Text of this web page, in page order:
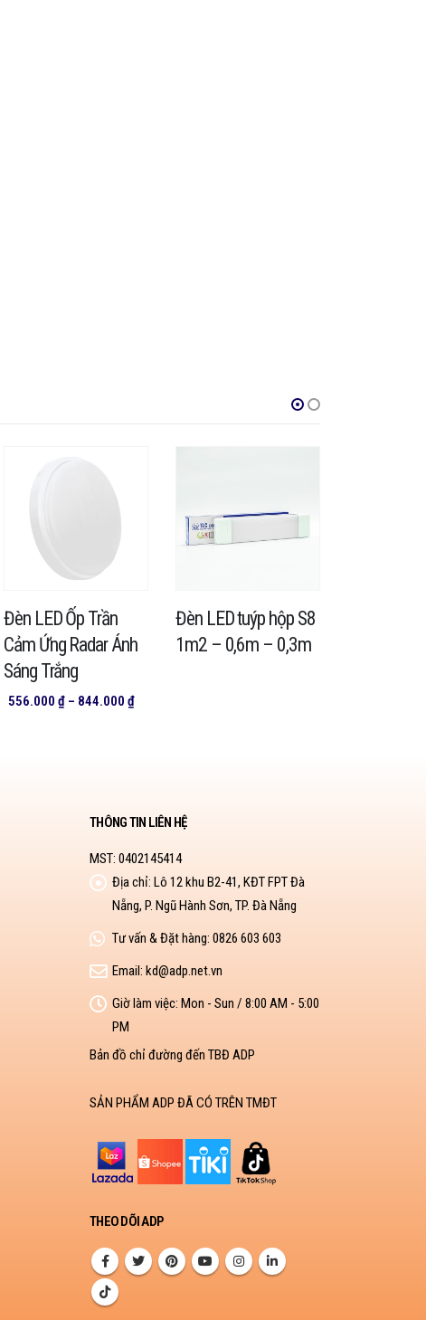
Đèn LED Ốp Trần
Cảm Ứng Radar Ánh
Sáng Trắng
556.000 ₫ – 844.000 ₫Khoảng
Đèn LED tuýp hộp S8
1m2 – 0,6m – 0,3m
THÔNG TIN LIÊN HỆ
MST: 0402145414
Địa chỉ: Lô 12 khu B2-41, KĐT FPT Đà
Nẵng, P. Ngũ Hành Sơn, TP. Đà Nẵng
Tư vấn & Đặt hàng: 0826 603 603
Email: kd@adp.net.vn
Giờ làm việc: Mon - Sun / 8:00 AM - 5:00
PM
Bản đồ chỉ đường đến TBĐ ADP
SẢN PHẨM ADP ĐÃ CÓ TRÊN TMĐT
THEO DÕI ADP